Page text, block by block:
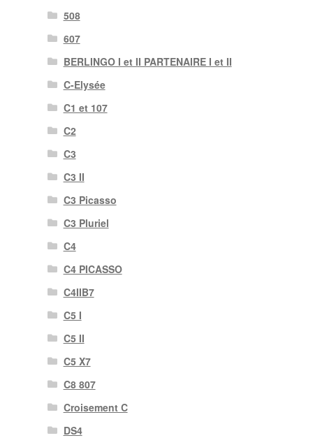
508
607
BERLINGO I et II PARTENAIRE I et II
C-Elysée
C1 et 107
C2
C3
C3 II
C3 Picasso
C3 Pluriel
C4
C4 PICASSO
C4IIB7
C5 I
C5 II
C5 X7
C8 807
Croisement C
DS4